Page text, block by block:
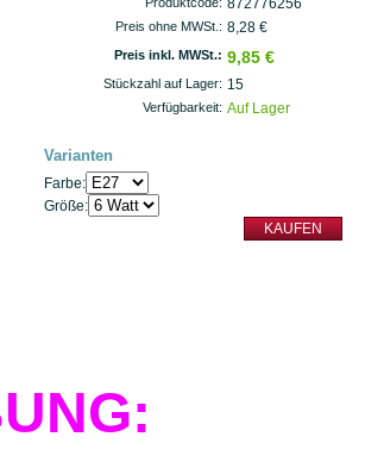
872776256
Preis ohne MWSt.: 8,28 €
Preis inkl. MWSt.: 9,85 €
Stückzahl auf Lager: 15
Verfügbarkeit: Auf Lager
Varianten
Farbe:
Größe: